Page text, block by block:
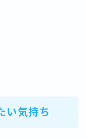
い気持ち